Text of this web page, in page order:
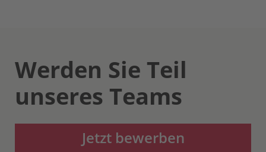
Werden Sie Teil
unseres Teams
Jetzt bewerben